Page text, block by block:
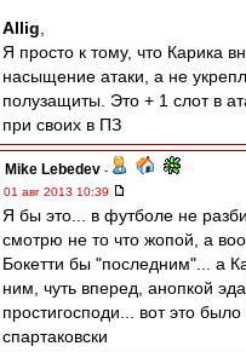
Allig
Я просто к тому, что Карика
насыщение атаки, а не
полузащиты. Это + 1 слот в
при своих в ПЗ
Mike Lebedev -
01 авг 2013 10:39
Я бы это... в футболе не
смотрю не то что жопой, а
Бокетти бы "последним"... а
ним, чуть вперед, анопкой
простигосподи... вот это
спартаковски